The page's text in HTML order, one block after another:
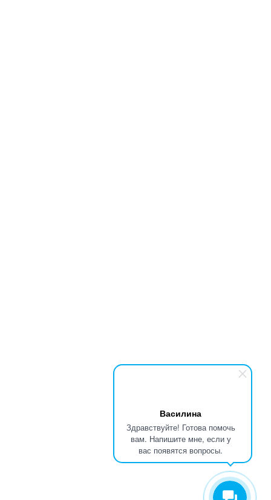
Василина
Здравствуйте! Готова помочь
вам. Напишите мне, если у
вас появятся вопросы.